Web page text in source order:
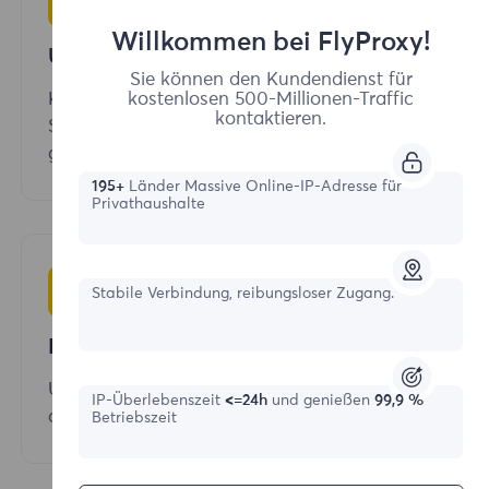
Unbegrenzte gleichzeitige Sitzungen
Keine Grenzen und Einschränkungen, kaufen
Sie eine private IP und senden Sie unbegrenzt
gleichzeitige Sitzungen.
Unsere Wohnproxies haben eine
durchschnittliche Erfolgsquote von 99,5%.
Willkommen bei FlyProxy!
Sie können den Kundendienst für
kostenlosen 500-Millionen-Traffic
kontaktieren.
195+ Länder Massive Online-IP-Adresse für
Privathaushalte
Stabile Verbindung, reibungsloser Zugang.
IP-Überlebenszeit<=24h und genießen99,9 %
Betriebszeit